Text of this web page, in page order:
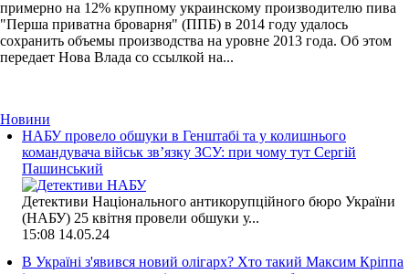
примерно на 12% крупному украинскому производителю пива
"Перша приватна броварня" (ППБ) в 2014 году удалось
сохранить объемы производства на уровне 2013 года. Об этом
передает Нова Влада со ссылкой на...
Новини
НАБУ провело обшуки в Генштабі та у колишнього
командувача військ зв’язку ЗСУ: при чому тут Сергій
Пашинський
Детективи Національного антикорупційного бюро України
(НАБУ) 25 квітня провели обшуки у...
15:08 14.05.24
В Україні з'явився новий олігарх? Хто такий Максим Кріппа